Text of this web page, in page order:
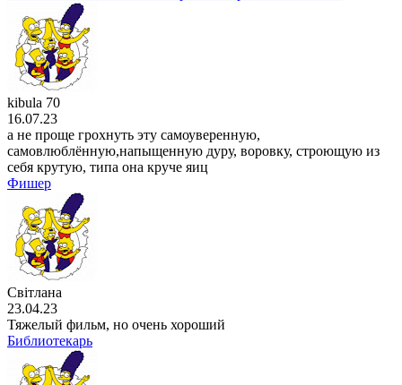
kibula 70
16.07.23
а не проще грохнуть эту самоуверенную,
самовлюблённую,напыщенную дуру, воровку, строющую из
себя крутую, типа она круче яиц
Фишер
Світлана
23.04.23
Тяжелый фильм, но очень хороший
Библиотекарь